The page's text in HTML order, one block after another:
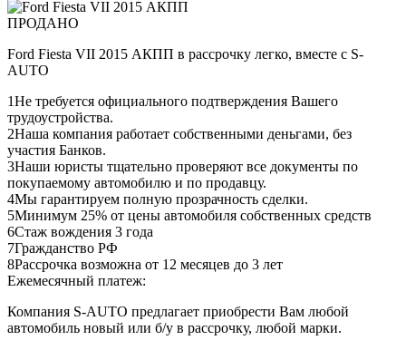
ПРОДАНО
Ford Fiesta VII 2015 АКПП в рассрочку легко, вместе с S-
AUTO
1Не требуется официального подтверждения Вашего
трудоустройства.
2Наша компания работает собственными деньгами, без
участия Банков.
3Наши юристы тщательно проверяют все документы по
покупаемому автомобилю и по продавцу.
4Мы гарантируем полную прозрачность сделки.
5Минимум 25% от цены автомобиля собственных средств
6Стаж вождения 3 года
7Гражданство РФ
8Рассрочка возможна от 12 месяцев до 3 лет
Ежемесячный платеж:
Компания S-AUTO предлагает приобрести Вам любой
автомобиль новый или б/у в рассрочку, любой марки.